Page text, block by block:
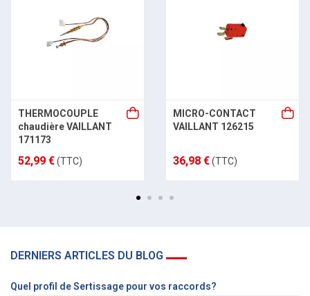
THERMOCOUPLE
chaudière VAILLANT
171173
52,99 €(TTC)
MICRO-CONTACT
VAILLANT 126215
36,98 €(TTC)
DERNIERS ARTICLES DU BLOG
Quel profil de Sertissage pour vos raccords?